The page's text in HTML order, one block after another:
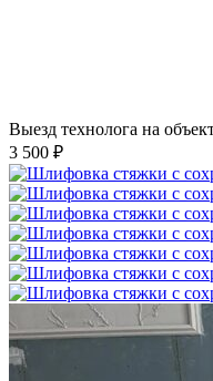
Выезд технолога на
3 500 ₽